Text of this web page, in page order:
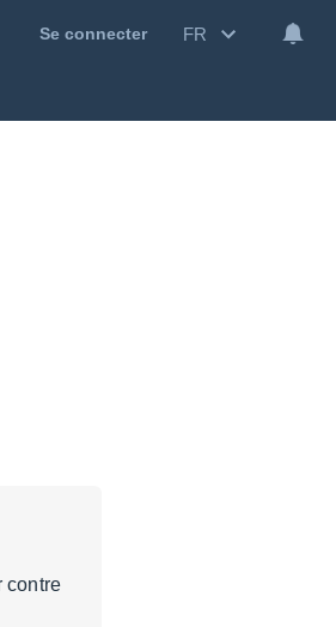
Se connecter FR
contre